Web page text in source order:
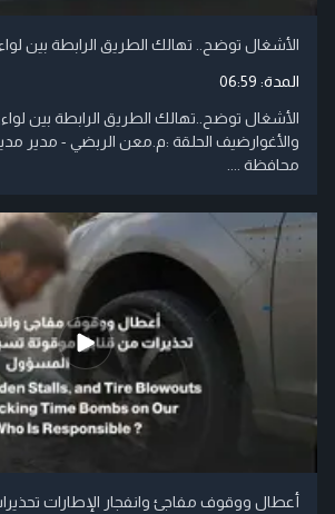
الأشغال توضح.. تهالك الطريق الرابطة بين
المدة: 06:59
الأشغال توضح..تهالك الطريق الرابطة بين
والأغوارضيف الحلقة :م.معن الربضي - مدير
محافظة ....
أعطال ووقوف مفاجئ وانفجار الإطارات